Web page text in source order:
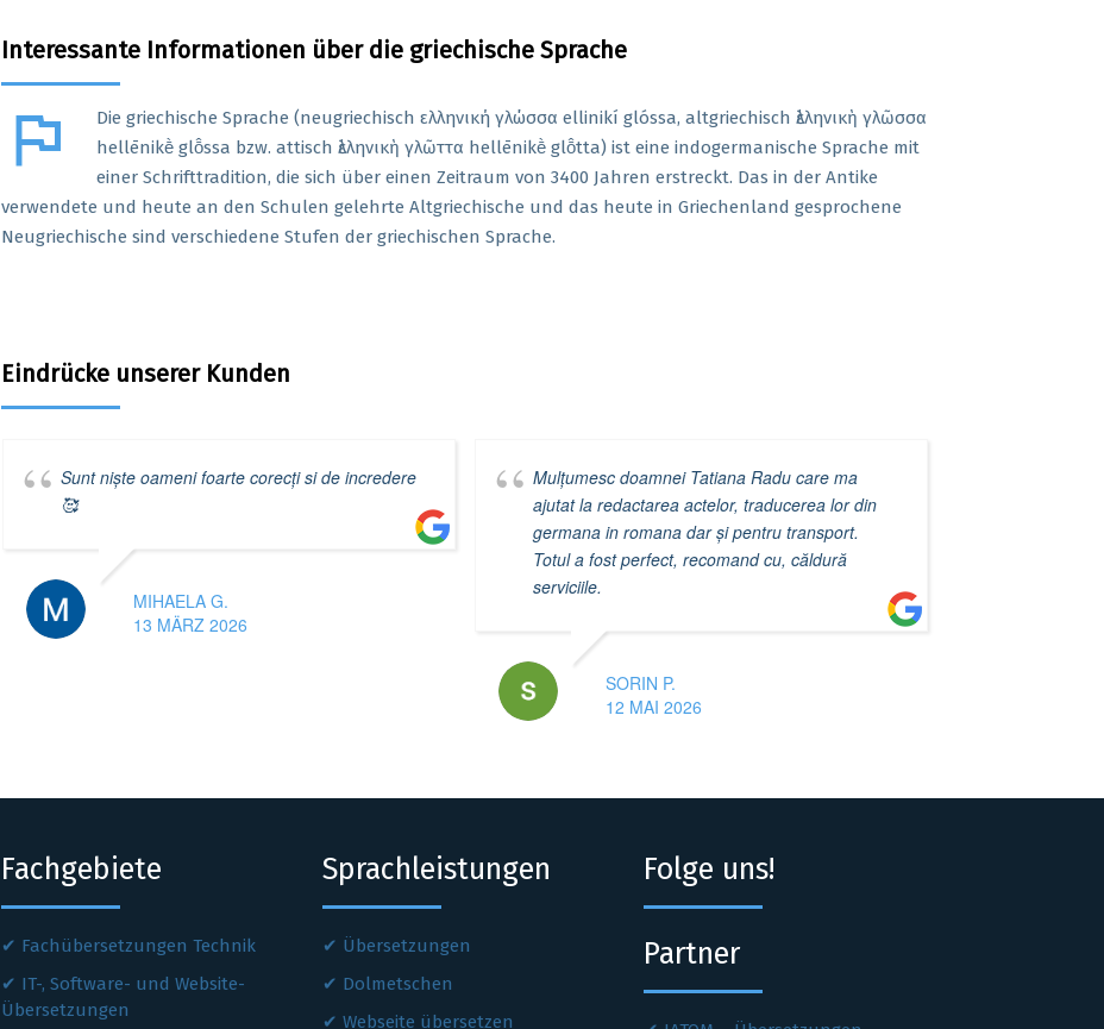
Interessante Informationen über die griechische Sprache
flag
Die griechische Sprache (neugriechisch ελληνική γλώσσα ellinikí glóssa, altgriechisch ἑλληνικὴ γλῶσσα
hellēnikḕ glō̂ssa bzw. attisch ἑλληνικὴ γλῶττα hellēnikḕ glō̂tta) ist eine indogermanische Sprache mit
einer Schrifttradition, die sich über einen Zeitraum von 3400 Jahren erstreckt. Das in der Antike
verwendete und heute an den Schulen gelehrte Altgriechische und das heute in Griechenland gesprochene
Neugriechische sind verschiedene Stufen der griechischen Sprache.
Eindrücke unserer Kunden
Sunt niște oameni foarte corecți si de incredere
🥰
MIHAELA G.
13 MÄRZ 2026
Mulțumesc doamnei Tatiana Radu care ma
ajutat la redactarea actelor, traducerea lor din
germana in romana dar și pentru transport.
Totul a fost perfect, recomand cu, căldură
serviciile.
SORIN P.
12 MAI 2026
Fachgebiete
Fachübersetzungen Technik
IT-, Software- und Website-
Übersetzungen
Sprachleistungen
Übersetzungen
Dolmetschen
Webseite übersetzen
Folge uns!
Partner